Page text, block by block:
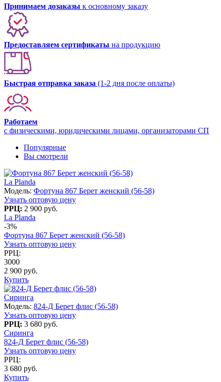
Принимаем дозаказы к основному заказу
Предоставляем сертификаты на продукцию
Быстрая отправка заказа (1-2 дня после оплаты)
Работаем
с физическими, юридическими лицами, организаторами СП
Популярные
Вы смотрели
La Planda
Модель: Фортуна 867 Берет женский (56-58)
Узнать оптовую цену
РРЦ: 2 900 руб.
La Planda
-3%
Фортуна 867 Берет женский (56-58)
Узнать оптовую цену
РРЦ:
3000
2 900 руб.
Купить
Сиринга
Модель: 824-Д Берет флис (56-58)
Узнать оптовую цену
РРЦ: 3 680 руб.
Сиринга
824-Д Берет флис (56-58)
Узнать оптовую цену
РРЦ:
3 680 руб.
Купить